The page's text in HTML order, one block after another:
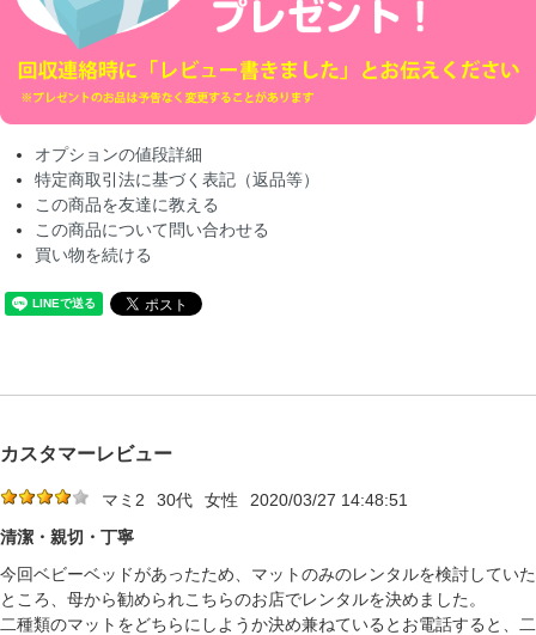
オプションの値段詳細
特定商取引法に基づく表記（返品等）
この商品を友達に教える
この商品について問い合わせる
買い物を続ける
カスタマーレビュー
マミ2 30代 女性
2020/03/27 14:48:51
清潔・親切・丁寧
今回ベビーベッドがあったため、マットのみのレンタルを検討していた
ところ、母から勧められこちらのお店でレンタルを決めました。
二種類のマットをどちらにしようか決め兼ねているとお電話すると、二